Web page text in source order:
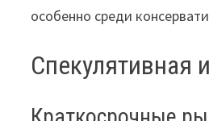
особенно среди
Спекулятивная